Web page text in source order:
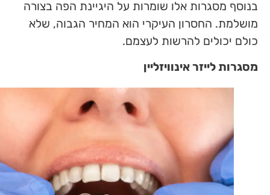
בנוסף מסגרות אלו שומרות על היגיינת הפה בצורה
מושלמת. החסרון העיקרי הוא המחיר הגבוה, שלא
כולם יכולים להרשות לעצמם.
מסגרות לייזר אינוויזליין